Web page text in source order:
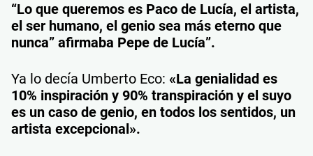
“Lo que queremos es Paco de Lucía, el artista,
el ser humano, el genio sea más eterno que
nunca” afirmaba Pepe de Lucía”.
Ya lo decía Umberto Eco: «La genialidad es
10% inspiración y 90% transpiración y el suyo
es un caso de genio, en todos los sentidos, un
artista excepcional».